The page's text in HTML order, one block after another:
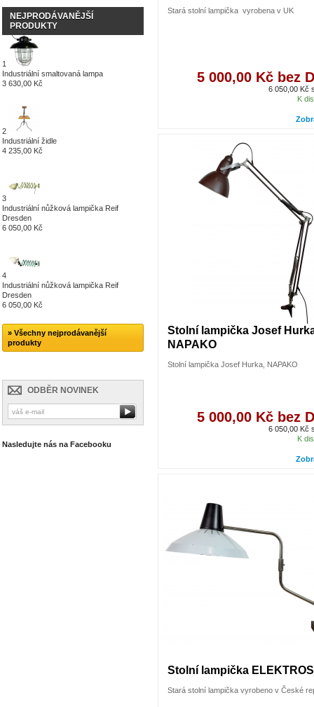
NEJPRODÁVANĚJŠÍ
PRODUKTY
1
Industriální smaltovaná lampa
3 630,00 Kč
2
Industriální židle
4 235,00 Kč
3
Industriální nůžková lampička Reif
Dresden
6 050,00 Kč
4
Industriální nůžková lampička Reif
Dresden
6 050,00 Kč
» Všechny nejprodávanější
produkty
ODBĚR NOVINEK
Nasledujte nás na Facebooku
Stará stolní lampička vyrobena v UK
5 000,00 Kč bez
6 050,00 Kč
K
Stolní lampička Josef
NAPAKO
Stolní lampička Josef Hurka, NAPAKO
5 000,00 Kč bez
6 050,00 Kč
K
Stolní lampička
Stará stolní lampička vyrobeno v České